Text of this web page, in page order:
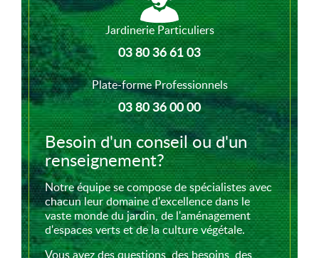
Jardinerie Particuliers
03 80 36 61 03
Plate-forme Professionnels
03 80 36 00 00
Besoin d'un conseil ou d'un
renseignement?
Notre équipe se compose de spécialistes avec
chacun leur domaine d'excellence dans le
vaste monde du jardin, de l'aménagement
d'espaces verts et de la culture végétale.
Vous avez des questions, des besoins, des